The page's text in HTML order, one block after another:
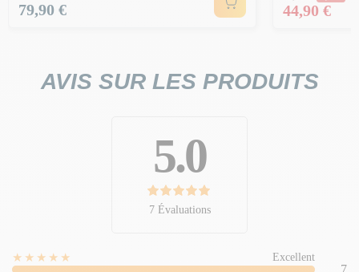
Prix
79,90 € Prix
44,90 €
AVIS SUR LES PRODUITS
5.0
7 Évaluations
★★★★★ Excellent